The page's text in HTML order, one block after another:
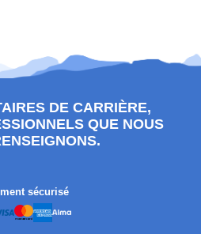
DE CARRIÈRE,
QUE NOUS
sécurisé